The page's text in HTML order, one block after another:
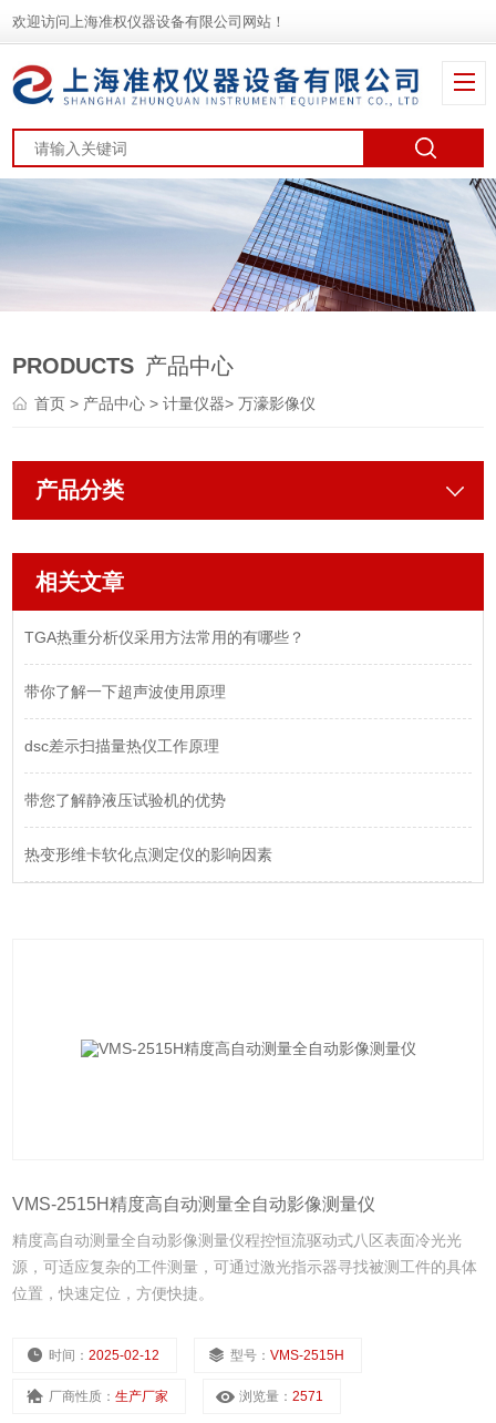
欢迎访问上海准权仪器设备有限公司网站！
PRODUCTS 产品中心
首页> 产品中心>计量仪器>万濠影像仪
产品分类
相关文章
TGA热重分析仪采用方法常用的有哪些？
带你了解一下超声波使用原理
dsc差示扫描量热仪工作原理
带您了解静液压试验机的优势
热变形维卡软化点测定仪的影响因素
VMS-2515H精度高自动测量全自动影像测量仪
精度高自动测量全自动影像测量仪程控恒流驱动式八区表面冷光光
源，可适应复杂的工件测量，可通过激光指示器寻找被测工件的具体
位置，快速定位，方便快捷。
时间：2025-02-12 型号：VMS-2515H
厂商性质：生产厂家 浏览量：2571